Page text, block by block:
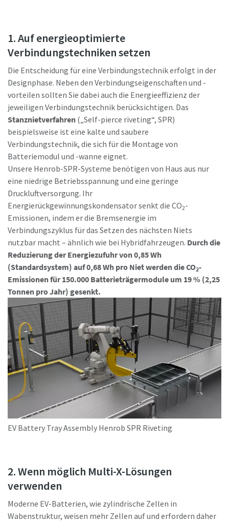
Maßzeichnungen, Informationen zu Ersatzteilen, Produkt
-und Bedienungsanleitungen sowie weitere Information
zu unseren Produkten finden Sie in unserem ServAid.
Hier geht's zu unserem ServAid
Momentum Talks
Entdecken Sie inspirierende und ansprechende Gespräche
bei Atlas Copco
Ansehen
1. Auf energieoptimierte
Verbindungstechniken setzen
Die Entscheidung für eine Verbindungstechnik erfolgt in der
Designphase. Neben den Verbindungseigenschaften und -
vorteilen sollten Sie dabei auch die Energieeffizienz der
jeweiligen Verbindungstechnik berücksichtigen. Das
Stanznietverfahren („Self-pierce riveting“, SPR)
beispielsweise ist eine kalte und saubere
Verbindungstechnik, die sich für die Montage von
Batteriemodul und -wanne eignet.
Unsere Henrob-SPR-Systeme benötigen von Haus aus nur
eine niedrige Betriebsspannung und eine geringe
Druckluftversorgung. Ihr
Energierückgewinnungskondensator senkt die CO2-
Emissionen, indem er die Bremsenergie im
Verbindungszyklus für das Setzen des nächsten Niets
nutzbar macht – ähnlich wie bei Hybridfahrzeugen. Durch die
Reduzierung der Energiezufuhr von 0,85 Wh
(Standardsystem) auf 0,68 Wh pro Niet werden die CO2-
Emissionen für 150.000 Batterieträgermodule um 19 % (2,25
Tonnen pro Jahr) gesenkt.
EV Battery Tray Assembly Henrob SPR Riveting
2. Wenn möglich Multi-X-Lösungen
verwenden
Moderne EV-Batterien, wie zylindrische Zellen in
Wabenstruktur, weisen mehr Zellen auf und erfordern daher
abschicken, kann Atlas Copco Sie
anhand der erfassten Angaben
kontaktieren. Weitere
Informationen finden Sie in
unserer Datenschutzerklärung.
Ich habe die
Datenschutzerklärung
gelesen und akzeptiert
Ja, ich möchte
Informationen über
Produkte, Services und
Veranstaltungen von Atlas
Copco erhalten. Ich kann
mich jederzeit wieder
abmelden.
Ja, kontaktieren Sie mich!
Anti-Roboter-Verifizierung
Hier klicken
FriendlyCaptcha ⇗
abschicken, kann Atlas Copco Sie
anhand der erfassten Angaben
kontaktieren. Weitere
Informationen finden Sie in
unserer Datenschutzerklärung.
Ich habe die
Datenschutzerklärung
gelesen und akzeptiert
Ja, ich möchte
Informationen über
Produkte, Services und
Veranstaltungen von Atlas
Copco erhalten. Ich kann
mich jederzeit wieder
abmelden.
Ja, kontaktieren Sie mich!
Anti-Roboter-Verifizierung
Hier klicken
FriendlyCaptcha ⇗